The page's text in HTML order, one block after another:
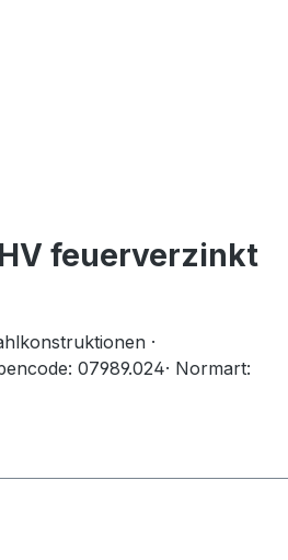
feuerverzinkt
·
07989.024· Normart: